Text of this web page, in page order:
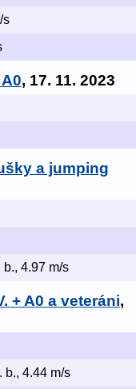
s
, 17. 11. 2023
a jumping
b., 4.97 m/s
+ A0 a veteráni,
b., 4.44 m/s